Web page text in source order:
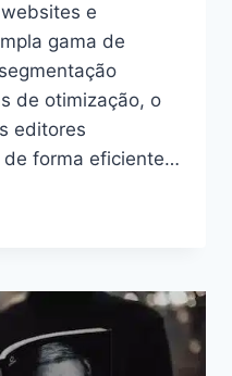
e
gama de
de otimização, o
editores
de forma eficiente…